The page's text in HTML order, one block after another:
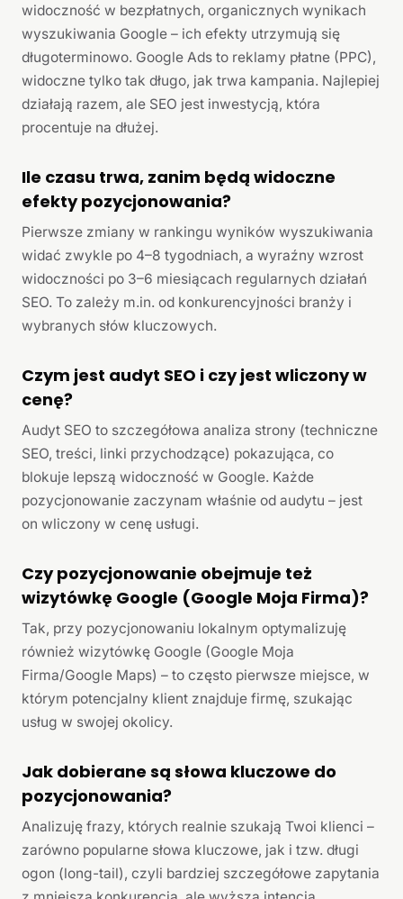
widoczność w bezpłatnych, organicznych wynikach
wyszukiwania Google – ich efekty utrzymują się
długoterminowo. Google Ads to reklamy płatne (PPC),
widoczne tylko tak długo, jak trwa kampania. Najlepiej
działają razem, ale SEO jest inwestycją, która
procentuje na dłużej.
Ile czasu trwa, zanim będą widoczne
efekty pozycjonowania?
Pierwsze zmiany w rankingu wyników wyszukiwania
widać zwykle po 4–8 tygodniach, a wyraźny wzrost
widoczności po 3–6 miesiącach regularnych działań
SEO. To zależy m.in. od konkurencyjności branży i
wybranych słów kluczowych.
Czym jest audyt SEO i czy jest wliczony w
cenę?
Audyt SEO to szczegółowa analiza strony (techniczne
SEO, treści, linki przychodzące) pokazująca, co
blokuje lepszą widoczność w Google. Każde
pozycjonowanie zaczynam właśnie od audytu – jest
on wliczony w cenę usługi.
Czy pozycjonowanie obejmuje też
wizytówkę Google (Google Moja Firma)?
Tak, przy pozycjonowaniu lokalnym optymalizuję
również wizytówkę Google (Google Moja
Firma/Google Maps) – to często pierwsze miejsce, w
którym potencjalny klient znajduje firmę, szukając
usług w swojej okolicy.
Jak dobierane są słowa kluczowe do
pozycjonowania?
Analizuję frazy, których realnie szukają Twoi klienci –
zarówno popularne słowa kluczowe, jak i tzw. długi
ogon (long-tail), czyli bardziej szczegółowe zapytania